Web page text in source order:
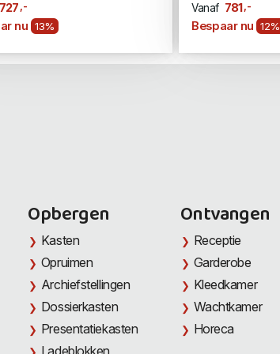
727 ,-
nu 13%
Vanaf 781,-
Bespaar nu 12%
Opbergen
Kasten
Opruimen
Archiefstellingen
Dossierkasten
Presentatiekasten
Ontvangen
Receptie
Garderobe
Kleedkamer
Wachtkamer
Horeca